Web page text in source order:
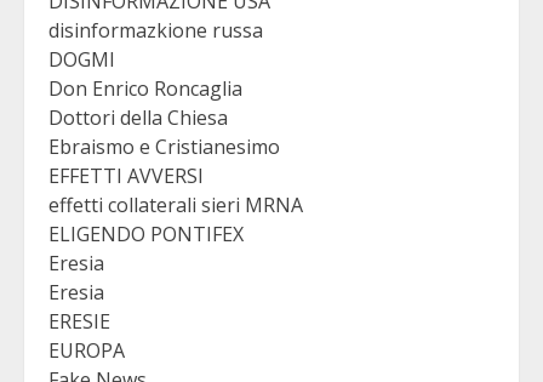
disinformazkione russa
DOGMI
Don Enrico Roncaglia
Dottori della Chiesa
Ebraismo e Cristianesimo
EFFETTI AVVERSI
effetti collaterali sieri MRNA
ELIGENDO PONTIFEX
Eresia
Eresia
ERESIE
EUROPA